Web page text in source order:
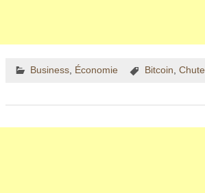
Business, Économie Bitcoin,Chute